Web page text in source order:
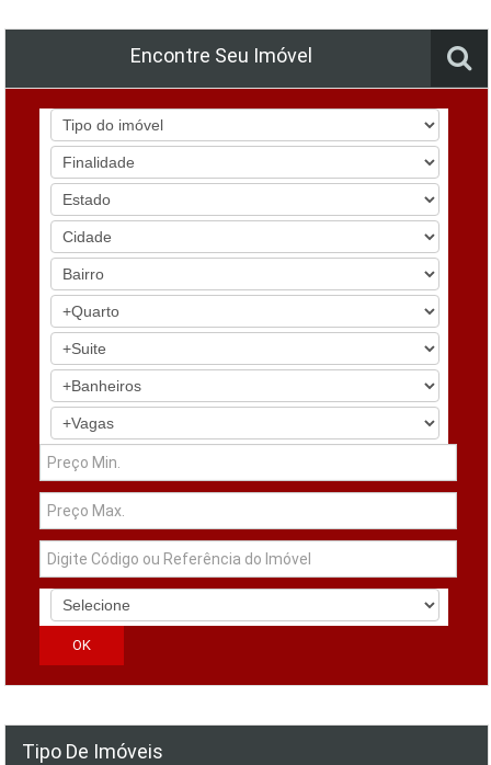
Encontre Seu Imóvel
Tipo De Imóveis